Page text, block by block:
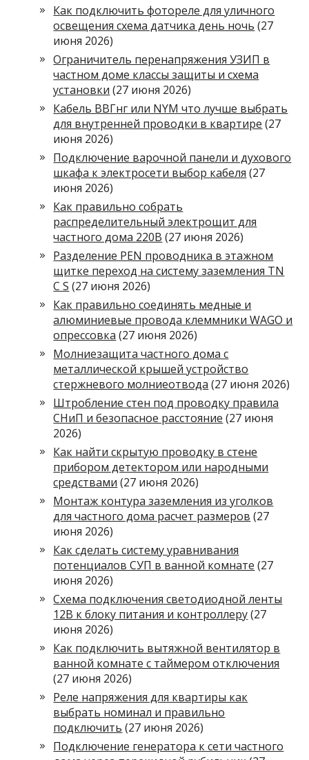
Как подключить фотореле для уличного
освещения схема датчика день ночь (27
июня 2026)
Ограничитель перенапряжения УЗИП в
частном доме классы защиты и схема
установки (27 июня 2026)
Кабель ВВГнг или NYM что лучше выбрать
для внутренней проводки в квартире (27
июня 2026)
Подключение варочной панели и духового
шкафа к электросети выбор кабеля (27
июня 2026)
Как правильно собрать
распределительный электрощит для
частного дома 220В (27 июня 2026)
Разделение PEN проводника в этажном
щитке переход на систему заземления TN
C S (27 июня 2026)
Как правильно соединять медные и
алюминиевые провода клеммники WAGO и
опрессовка (27 июня 2026)
Молниезащита частного дома с
металлической крышей устройство
стержневого молниеотвода (27 июня 2026)
Штробление стен под проводку правила
СНиП и безопасное расстояние (27 июня
2026)
Как найти скрытую проводку в стене
прибором детектором или народными
средствами (27 июня 2026)
Монтаж контура заземления из уголков
для частного дома расчет размеров (27
июня 2026)
Как сделать систему уравнивания
потенциалов СУП в ванной комнате (27
июня 2026)
Схема подключения светодиодной ленты
12В к блоку питания и контроллеру (27
июня 2026)
Как подключить вытяжной вентилятор в
ванной комнате с таймером отключения
(27 июня 2026)
Реле напряжения для квартиры как
выбрать номинал и правильно
подключить (27 июня 2026)
Подключение генератора к сети частного